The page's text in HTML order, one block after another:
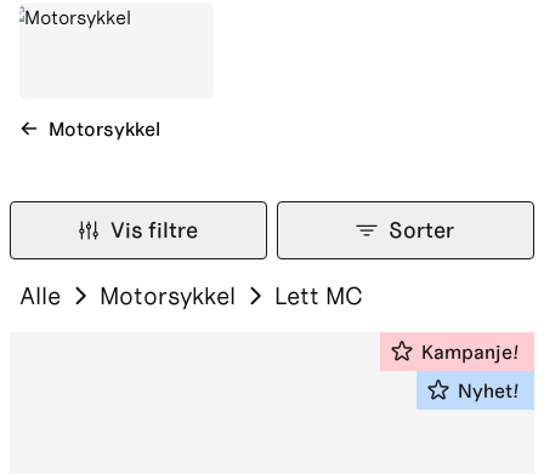
Motorsykkel
Vis filtre Sorter
Alle Motorsykkel Lett MC
Kampanje!
Nyhet!